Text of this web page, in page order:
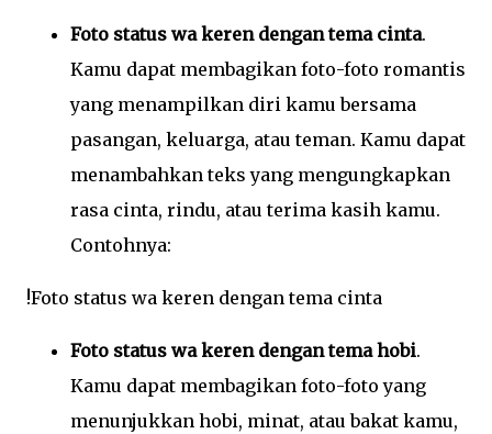
Foto status wa keren dengan tema cinta.
Kamu dapat membagikan foto-foto romantis
yang menampilkan diri kamu bersama
pasangan, keluarga, atau teman. Kamu dapat
menambahkan teks yang mengungkapkan
rasa cinta, rindu, atau terima kasih kamu.
Contohnya:
!Foto status wa keren dengan tema cinta
Foto status wa keren dengan tema hobi.
Kamu dapat membagikan foto-foto yang
menunjukkan hobi, minat, atau bakat kamu,